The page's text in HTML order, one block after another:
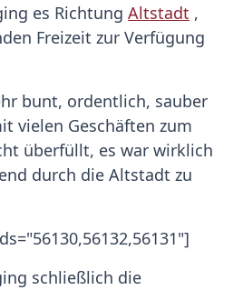
es Richtung Altstadt ,
Freizeit zur Verfügung
bunt, ordentlich, sauber
vielen Geschäften zum
überfüllt, es war wirklich
durch die Altstadt zu
schließlich die